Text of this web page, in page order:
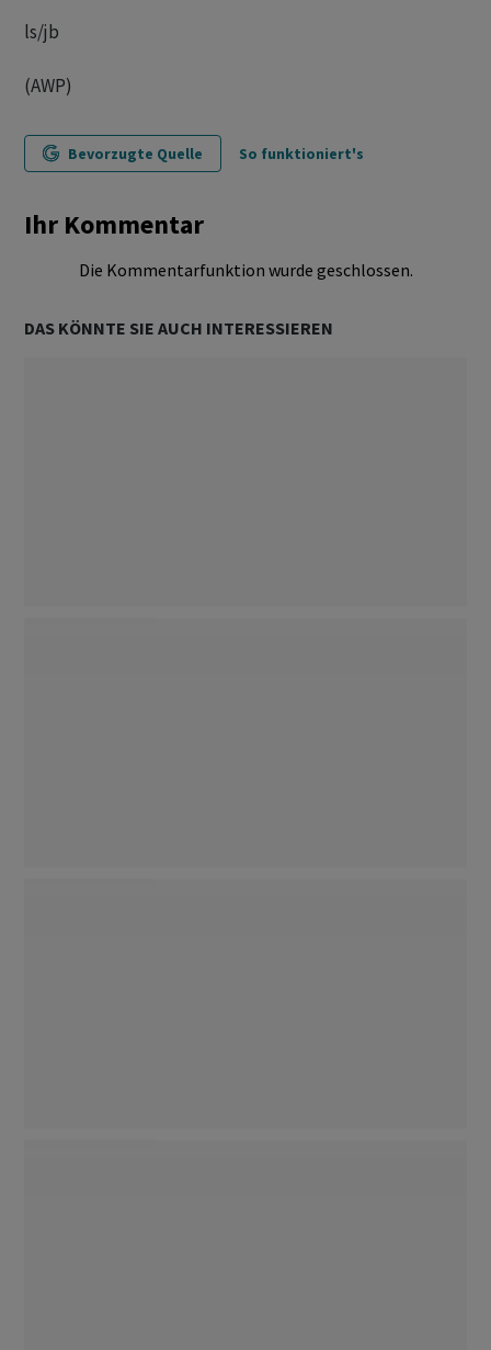
ls/jb
(AWP)
Bevorzugte Quelle So funktioniert's
Ihr Kommentar
Die Kommentarfunktion wurde geschlossen.
DAS KÖNNTE SIE AUCH INTERESSIEREN